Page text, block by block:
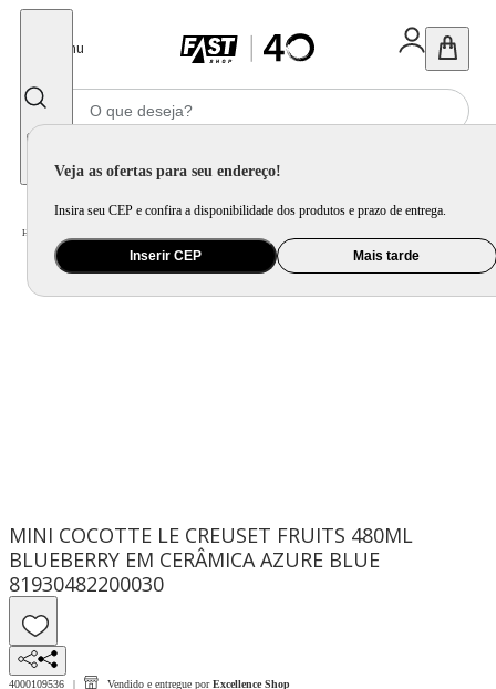
Menu
Veja as ofertas para seu endereço!
Insira seu CEP e confira a disponibilidade dos produtos e prazo de entrega.
Inserir CEP Mais tarde
Home
MINI COCOTTE LE CREUSET FRUITS 480ML
BLUEBERRY EM CERÂMICA AZURE BLUE
81930482200030
4000109536 Vendido e entregue por Excellence Shop